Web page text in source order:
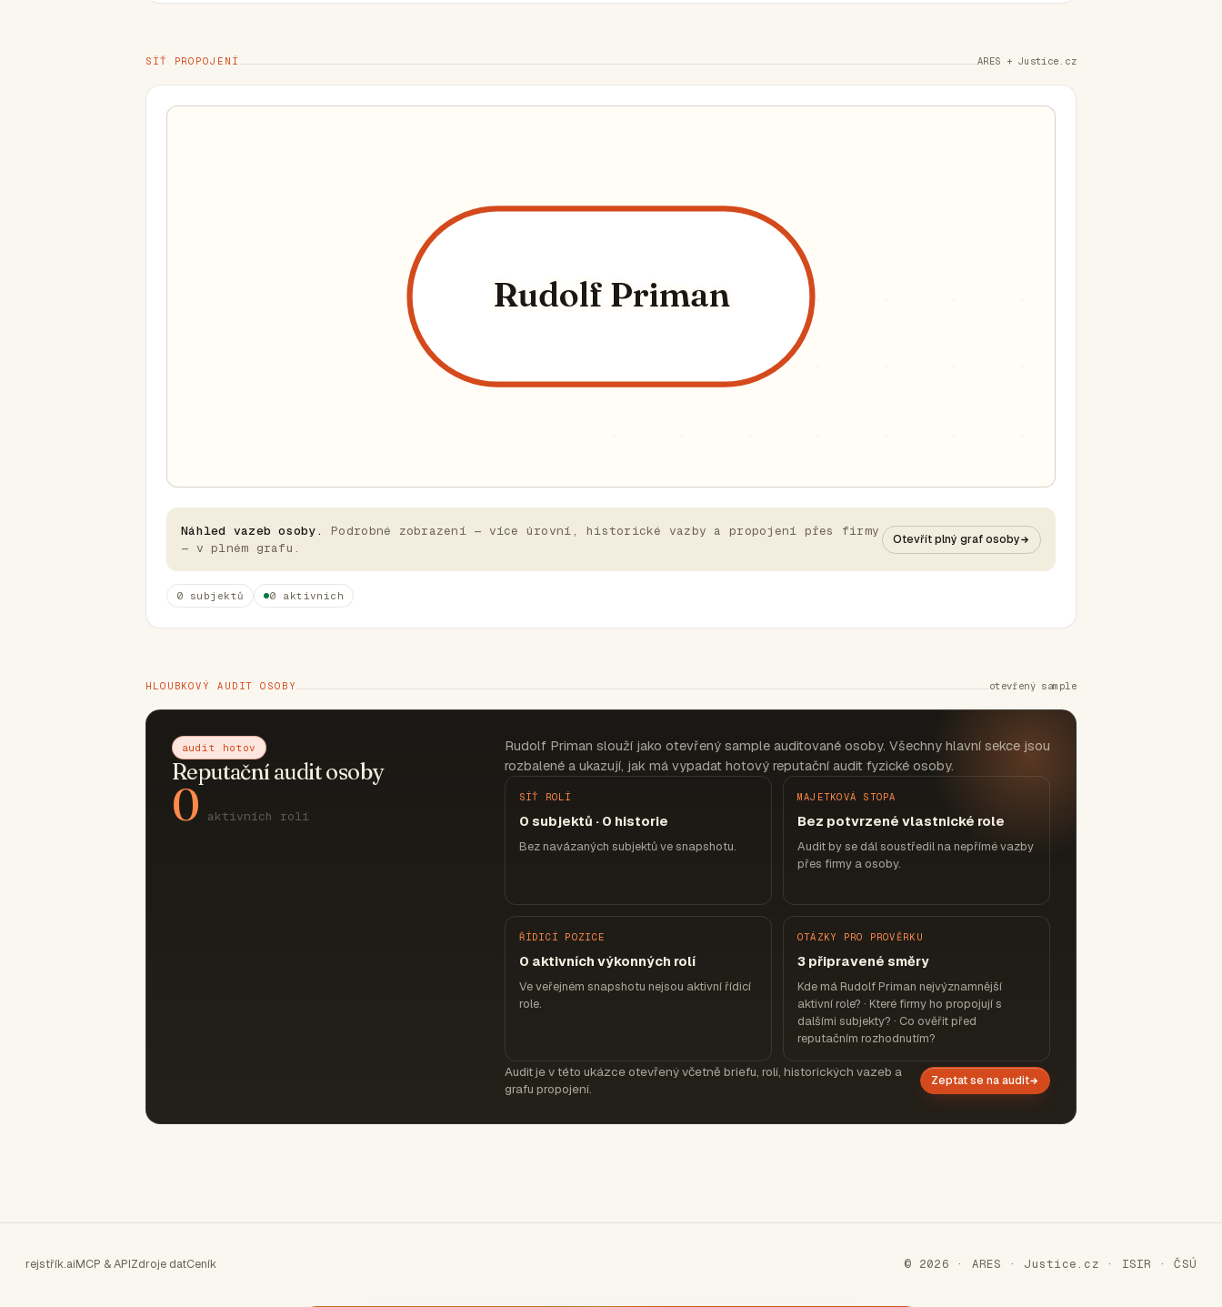
SÍŤ PROPOJENÍ ARES + Justice.cz
Rudolf Priman
Náhled vazeb osoby.
Podrobné zobrazení — více úrovní, historické vazby a propojení přes firmy
— v plném grafu.
Otevřít plný graf osoby
0 subjektů 0 aktivních
HLOUBKOVÝ AUDIT OSOBY otevřený sample
audit hotov
Reputační audit osoby
0 aktivních rolí
Rudolf Priman slouží jako otevřený sample auditované osoby. Všechny hlavní sekce jsou
rozbalené a ukazují, jak má vypadat hotový reputační audit fyzické osoby.
SÍŤ ROLÍ
0 subjektů · 0 historie
Bez navázaných subjektů ve snapshotu.
MAJETKOVÁ STOPA
Bez potvrzené vlastnické role
Audit by se dál soustředil na nepřímé vazby
přes firmy a osoby.
ŘÍDICÍ POZICE
0 aktivních výkonných rolí
Ve veřejném snapshotu nejsou aktivní řídicí
role.
OTÁZKY PRO PROVĚRKU
3 připravené směry
Kde má Rudolf Priman nejvýznamnější
aktivní role? · Které firmy ho propojují s
dalšími subjekty? · Co ověřit před
reputačním rozhodnutím?
Audit je v této ukázce otevřený včetně briefu, rolí, historických vazeb a
grafu propojení.
Zeptat se na audit
rejstřík.aiMCP & APIZdroje datCeník © 2026 · ARES · Justice.cz · ISIR · ČSÚ